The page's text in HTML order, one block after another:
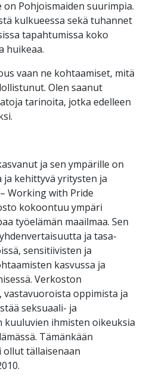
Pohjoismaiden suurimpia.
kulkueessa sekä tuhannet
tapahtumissa koko
huikeaa.
vaan ne kohtaamiset, mitä
Olen saanut
tarinoita, jotka edelleen
ja sen ympärille on
ja kehittyvä yritysten ja
Working with Pride
kokoontuu ympäri
työelämän maailmaa. Sen
ja tasa-
sensitiivisten ja
kasvussa ja
Verkoston
oppimista ja
seksuaali- ja
ihmisten oikeuksia
Tämänkään
ollut tällaisenaan